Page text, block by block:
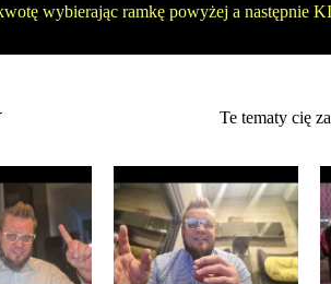
wybierając ramkę powyżej a następnie
Te tematy cię